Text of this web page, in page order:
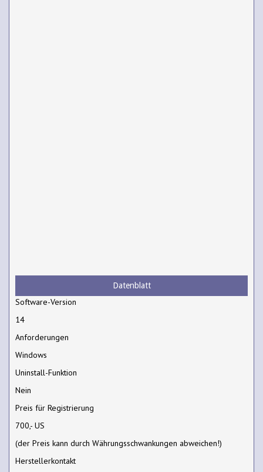
Datenblatt
Software-Version
14
Anforderungen
Windows
Uninstall-Funktion
Nein
Preis für Registrierung
700,- US
(der Preis kann durch Währungsschwankungen abweichen!)
Herstellerkontakt